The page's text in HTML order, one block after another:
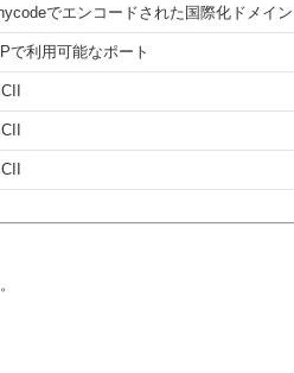
でエンコードされた国際化ドメイ
で利用可能なポート